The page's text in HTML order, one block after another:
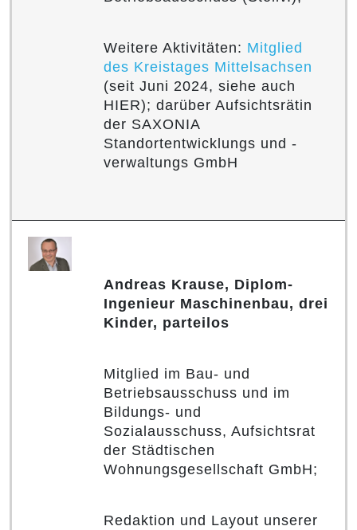
Weitere Aktivitäten: Mitglied
des Kreistages Mittelsachsen
(seit Juni 2024, siehe auch
HIER); darüber Aufsichtsrätin
der SAXONIA
Standortentwicklungs und -
verwaltungs GmbH
Andreas Krause, Diplom-
Ingenieur Maschinenbau, drei
Kinder, parteilos
Mitglied im Bau- und
Betriebsausschuss und im
Bildungs- und
Sozialausschuss, Aufsichtsrat
der Städtischen
Wohnungsgesellschaft GmbH;
Redaktion und Layout unserer